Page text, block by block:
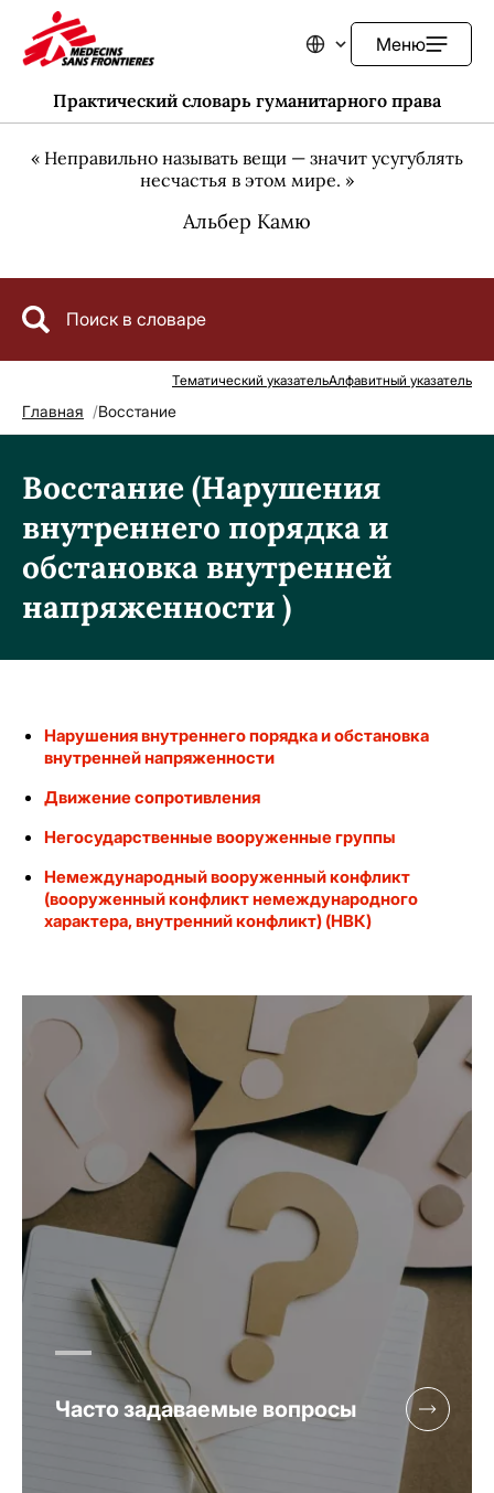
Практический словарь гуманитарного права
Изменить язык
Меню
« Неправильно называть вещи — значит усугублять
несчастья в этом мире. »
Альбер Камю
Тематический указательАлфавитный указатель
Строка навигации
Главная Восстание
Восстание (Нарушения
внутреннего порядка и
обстановка внутренней
напряженности )
Нарушения внутреннего порядка и обстановка
внутренней напряженности
Движение сопротивления
Негосударственные вооруженные группы
Немеждународный вооруженный конфликт
(вооруженный конфликт немеждународного
характера, внутренний конфликт) (НВК)
Часто задаваемые вопросы